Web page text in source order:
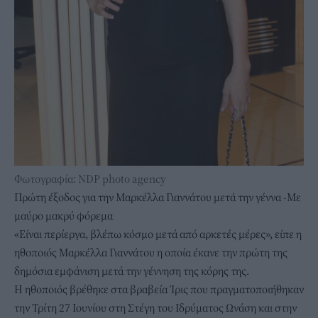
Φωτογραφία: NDP photo agency
Πρώτη έξοδος για την Μαρκέλλα Γιαννάτου μετά την γέννα -Με
μαύρο μακρύ φόρεμα
«Είναι περίεργα, βλέπω κόσμο μετά από αρκετές μέρες», είπε η
ηθοποιός Μαρκέλλα Γιαννάτου η οποία έκανε την πρώτη της
δημόσια εμφάνιση μετά την γέννηση της κόρης της.
Η ηθοποιός βρέθηκε στα βραβεία Ίρις που πραγματοποιήθηκαν
την Τρίτη 27 Ιουνίου στη Στέγη του Ιδρύματος Ωνάση και στην